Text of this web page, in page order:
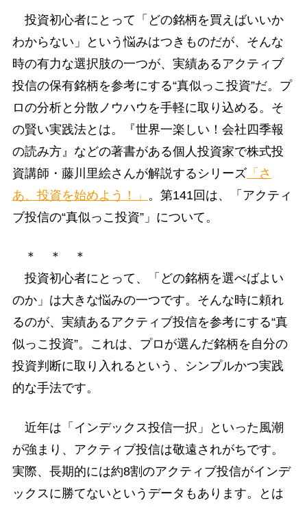
投資初心者にとって「どの銘柄を買えばいいか
わからない」という悩みはつきものだが、そんな
時の有力な選択肢の一つが、実績あるアクティブ
投信の保有銘柄を参考にする“真似っこ投資”だ。プ
ロの分析と分散ノウハウを手軽に取り込める。そ
の賢い実践法とは。『世界一楽しい！会社四季報
の読み方』などの著書がある個人投資家で株式投
資講師・藤川里絵さんが解説するシリーズ「さ
あ、投資を始めよう！」 。第141回は、「アクティ
ブ投信の“真似っこ投資”」について。
＊ ＊ ＊
投資初心者にとって、「どの銘柄を選べばよい
のか」は大きな悩みの一つです。そんな時に頼れ
るのが、実績あるアクティブ投信を参考にする“真
似っこ投資”。これは、プロが選んだ銘柄を自分の
投資判断に取り入れるという、シンプルかつ実践
的な手法です。
近年は「インデックス投信一択」といった風潮
が強まり、アクティブ投信は敬遠されがちです。
実際、長期的には約8割のアクティブ投信がインデ
ックスに勝てないというデータもあります。とは